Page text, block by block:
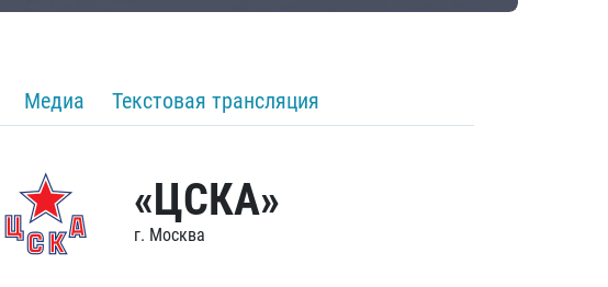
Медиа Текстовая трансляция
«ЦСКА»
г. Москва